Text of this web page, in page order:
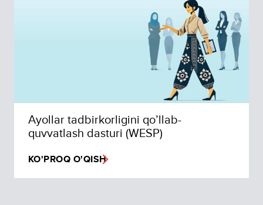
Ayollar tadbirkorligini qo’llab-
quvvatlash dasturi (WESP)
KO'PROQ O'QISH